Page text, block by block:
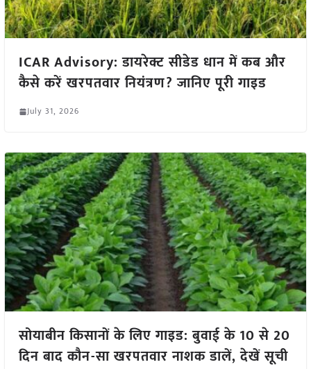
ICAR Advisory: डायरेक्ट सीडेड धान में कब और
कैसे करें खरपतवार नियंत्रण? जानिए पूरी गाइड
July 31, 2026
सोयाबीन किसानों के लिए गाइड: बुवाई के 10 से 20
दिन बाद कौन-सा खरपतवार नाशक डालें, देखें सूची